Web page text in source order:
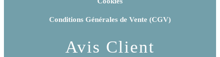
Conditions Générales de Vente (CGV)
Avis Client